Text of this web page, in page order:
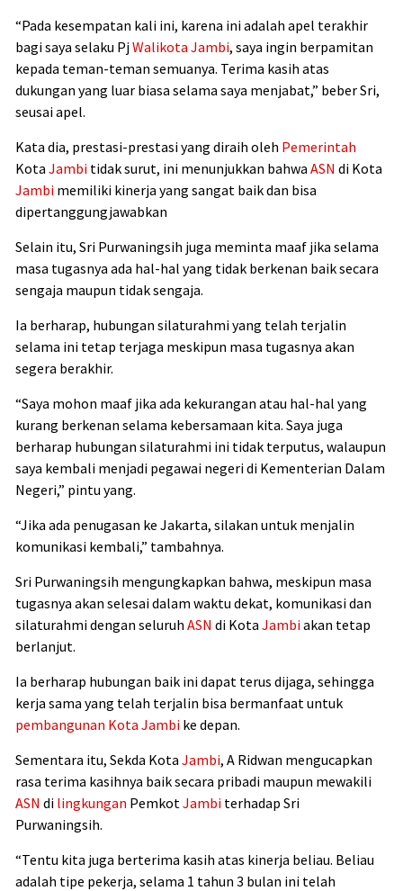
“Pada kesempatan kali ini, karena ini adalah apel terakhir
bagi saya selaku PjWalikota Jambi, saya ingin berpamitan
kepada teman-teman semuanya. Terima kasih atas
dukungan yang luar biasa selama saya menjabat,” beber Sri,
seusai apel.
Kata dia, prestasi-prestasi yang diraih oleh Pemerintah
Kota Jambi tidak surut, ini menunjukkan bahwa ASN di Kota
Jambi memiliki kinerja yang sangat baik dan bisa
dipertanggungjawabkan
Selain itu, Sri Purwaningsih juga meminta maaf jika selama
masa tugasnya ada hal-hal yang tidak berkenan baik secara
sengaja maupun tidak sengaja.
Ia berharap, hubungan silaturahmi yang telah terjalin
selama ini tetap terjaga meskipun masa tugasnya akan
segera berakhir.
“Saya mohon maaf jika ada kekurangan atau hal-hal yang
kurang berkenan selama kebersamaan kita. Saya juga
berharap hubungan silaturahmi ini tidak terputus, walaupun
saya kembali menjadi pegawai negeri di Kementerian Dalam
Negeri,” pintu yang.
“Jika ada penugasan ke Jakarta, silakan untuk menjalin
komunikasi kembali,” tambahnya.
Sri Purwaningsih mengungkapkan bahwa, meskipun masa
tugasnya akan selesai dalam waktu dekat, komunikasi dan
silaturahmi dengan seluruh ASN di Kota Jambiakan tetap
berlanjut.
Ia berharap hubungan baik ini dapat terus dijaga, sehingga
kerja sama yang telah terjalin bisa bermanfaat untuk
pembangunan Kota Jambi ke depan.
Sementara itu, Sekda Kota Jambi, A Ridwan mengucapkan
rasa terima kasihnya baik secara pribadi maupun mewakili
ASN di lingkungan Pemkot Jambi terhadap Sri
Purwaningsih.
“Tentu kita juga berterima kasih atas kinerja beliau. Beliau
adalah tipe pekerja, selama 1 tahun 3 bulan ini telah